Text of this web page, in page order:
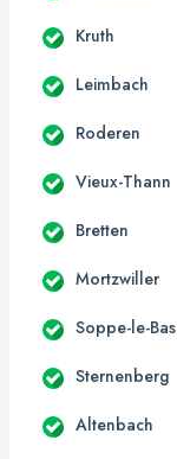
Kruth
Leimbach
Roderen
Vieux-Thann
Bretten
Mortzwiller
Soppe-le-Bas
Sternenberg
Altenbach